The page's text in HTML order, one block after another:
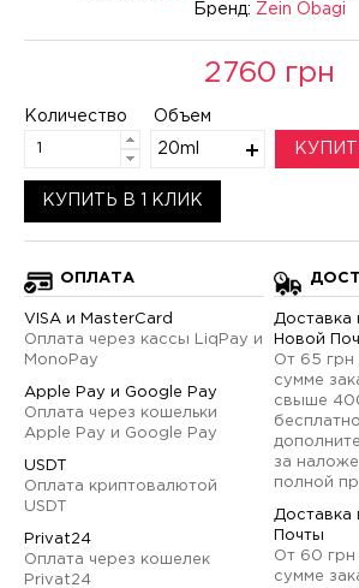
Бренд: Zein Obagi
2760 грн
Количество Объем
20ml
КУПИТЬ В 1 КЛИК
ОПЛАТА
VISA и MasterCard
Оплата через кассы LiqPay и
MonoPay
Apple Pay и Google Pay
Оплата через кошельки
Apple Pay и Google Pay
USDT
Оплата криптовалютой
USDT
Privat24
Оплата через кошелек
Privat24
Доставка
Новой
От 65 грн
сумме
свыше
за
полной
Доставка
Почты
От 60 грн
сумме